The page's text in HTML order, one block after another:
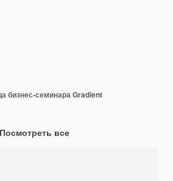
бизнес-семинара Gradient
Посмотреть все